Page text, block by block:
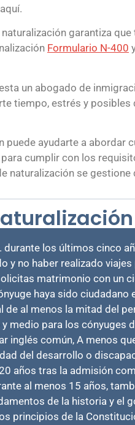
garantiza
Formulario N-400
un abogado de
tiempo, estrés y
puede ayudarte a
cumplir con los
naturalización se
durante los últimos cinco
y no haber realizado
matrimonio con un
haya sido
de al menos la mitad del
medio para los cónyuges
inglés común, A menos
del desarrollo o
años tras la admisión
al menos 15 años,
de la historia y el
principios de la